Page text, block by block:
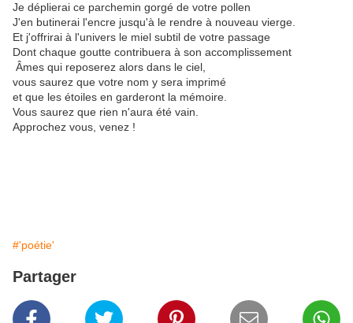
Je déplierai ce parchemin gorgé de votre pollen
J'en butinerai l'encre jusqu'à le rendre à nouveau vierge.
Et j'offrirai à l'univers le miel subtil de votre passage
Dont chaque goutte contribuera à son accomplissement
Âmes qui reposerez alors dans le ciel,
vous saurez que votre nom y sera imprimé
et que les étoiles en garderont la mémoire.
Vous saurez que rien n'aura été vain.
Approchez vous, venez !
#'poétie'
Partager